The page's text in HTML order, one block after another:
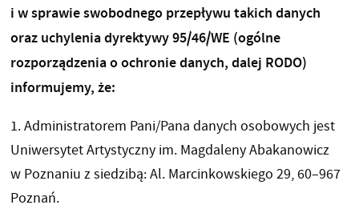
i w sprawie swobodnego przepływu takich danych
oraz uchylenia dyrektywy 95/46/WE (ogólne
rozporządzenia o ochronie danych, dalej RODO)
informujemy, że:
1. Administratorem Pani/Pana danych osobowych jest
Uniwersytet Artystyczny im. Magdaleny Abakanowicz
w Poznaniu z siedzibą: Al. Marcinkowskiego 29, 60–967
Poznań.